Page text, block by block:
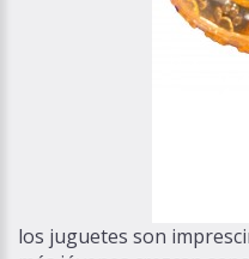
los juguetes son